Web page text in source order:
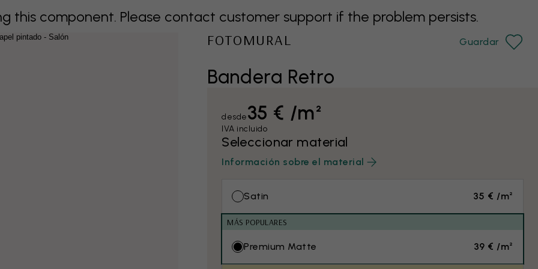
this component. Please contact customer support if the problem persists.
Bandera Retro
FOTOMURAL Guardar
desde35 € /m²
IVA incluido
Seleccionar material
Información sobre el material
Satin 35 € /m²
MÁS POPULARES
Premium Matte 39 € /m²